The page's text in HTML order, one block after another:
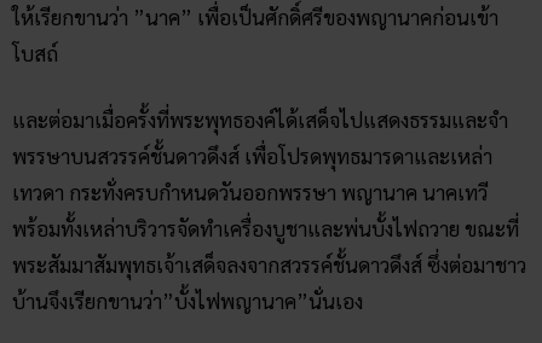
ให้เรียกขานว่า ”นาค” เพื่อเป็นศักดิ์ศรีของพญานาคก่อนเข้า
โบสถ์
และต่อมาเมื่อครั้งที่พระพุทธองค์ได้เสด็จไปแสดงธรรมและจำ
พรรษาบนสวรรค์ชั้นดาวดึงส์ เพื่อโปรดพุทธมารดาและเหล่า
เทวดา กระทั่งครบกำหนดวันออกพรรษา พญานาค นาคเทวี
พร้อมทั้งเหล่าบริวารจัดทำเครื่องบูชาและพ่นบั้งไฟถวาย ขณะที่
พระสัมมาสัมพุทธเจ้าเสด็จลงจากสวรรค์ชั้นดาวดึงส์ ซึ่งต่อมาชาว
บ้านจึงเรียกขานว่า”บั้งไฟพญานาค”นั่นเอง